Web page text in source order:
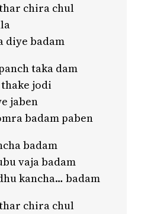
chira chul
diye badam
taka dam
jodi
jaben
badam paben
badam
vaja badam
kancha… badam
chira chul